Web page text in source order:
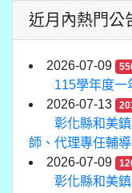
近月內熱門公
2026-07-09
115學年度一
2026-07-13
彰化縣和美
師、代理專任輔
2026-07-09
彰化縣和美